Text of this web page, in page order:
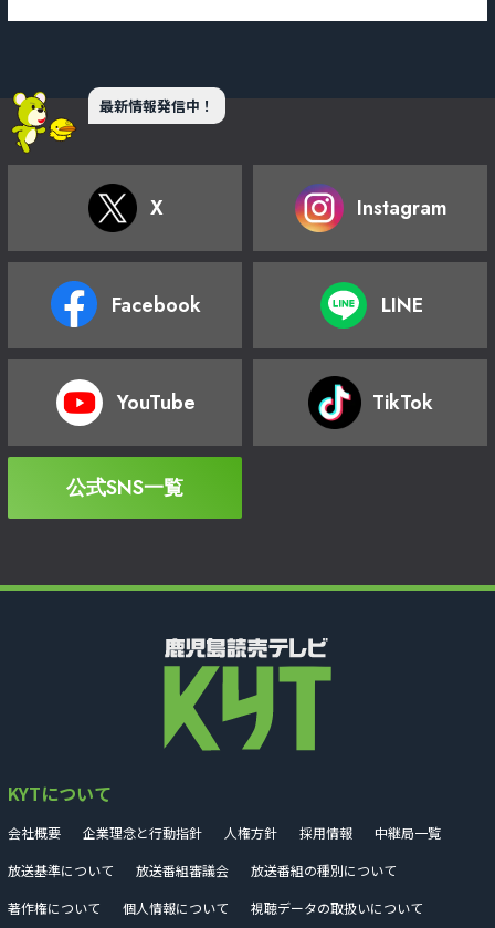
最新情報発信中！
X Instagram
Facebook LINE
YouTube TikTok
公式SNS一覧
KYTについて
会社概要 企業理念と行動指針 人権方針 採用情報
中継局一覧
放送基準について
放送番組審議会
放送番組の種別について
著作権について
個人情報について 視聴データの取扱いについて